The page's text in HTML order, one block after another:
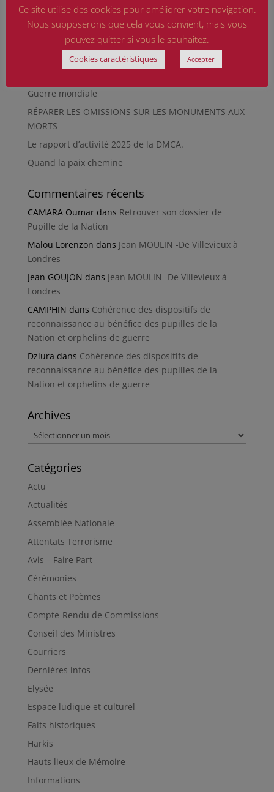
La revue « Entre les lignes » éditée par l’équipe du
musée de Besançon
HIROSHIMA
En silence et en peine
Guerre mondiale
RÉPARER LES OMISSIONS SUR LES MONUMENTS AUX
MORTS
Le rapport d’activité 2025 de la DMCA.
Quand la paix chemine
Commentaires récents
CAMARA Oumardans Retrouver son dossier de
Pupille de la Nation
Malou Lorenzon dans Jean MOULIN -De Villevieux à
Londres
Jean GOUJON dans Jean MOULIN -De Villevieux à
Londres
CAMPHIN dans Cohérence des dispositifs de
reconnaissance au bénéfice des pupilles de la
Nation et orphelins de guerre
Dziura dans Cohérence des dispositifs de
reconnaissance au bénéfice des pupilles de la
Nation et orphelins de guerre
Archives
Archives
Catégories
Actu
Actualités
Assemblée Nationale
Attentats Terrorisme
Avis – Faire Part
Cérémonies
Chants et Poèmes
Compte-Rendu de Commissions
Conseil des Ministres
Courriers
Dernières infos
Elysée
Espace ludique et culturel
Faits historiques
Harkis
Hauts lieux de Mémoire
Informations
Ce site utilise des cookies pour améliorer votre navigation.
Nous supposerons que cela vous convient, mais vous
pouvez quitter si vous le souhaitez.
Cookies caractéristiques Accepter